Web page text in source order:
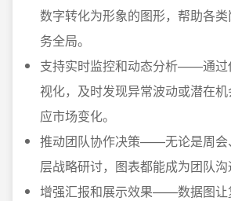
数字转化为形象的图形，帮助各
务全局。
支持实时监控和动态分析——通过
视化，及时发现异常波动或潜在
应市场变化。
推动团队协作决策——无论是周会
层战略研讨，图表都能成为团队沟
增强汇报和展示效果——数据图让